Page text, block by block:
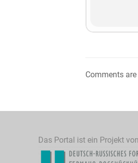
Comments
Das Portal ist ein Projekt von